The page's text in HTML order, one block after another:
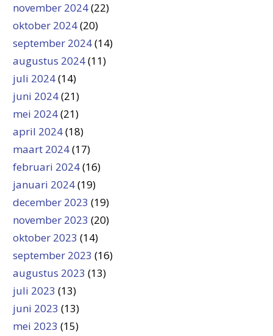
november 2024(22)
oktober 2024(20)
september 2024(14)
augustus 2024(11)
juli 2024(14)
juni 2024(21)
mei 2024(21)
april 2024(18)
maart 2024(17)
februari 2024(16)
januari 2024(19)
december 2023 (19)
november 2023 (20)
oktober 2023 (14)
september 2023 (16)
augustus 2023 (13)
juli 2023 (13)
juni 2023 (13)
mei 2023 (15)